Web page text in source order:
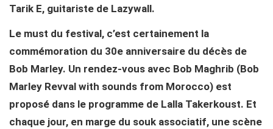
Tarik E, guitariste de Lazywall.
Le must du festival, c’est certainement la
commémoration du 30e anniversaire du décès de
Bob Marley. Un rendez-vous avec Bob Maghrib (Bob
Marley Revval with sounds from Morocco) est
proposé dans le programme de Lalla Takerkoust. Et
chaque jour, en marge du souk associatif, une scène